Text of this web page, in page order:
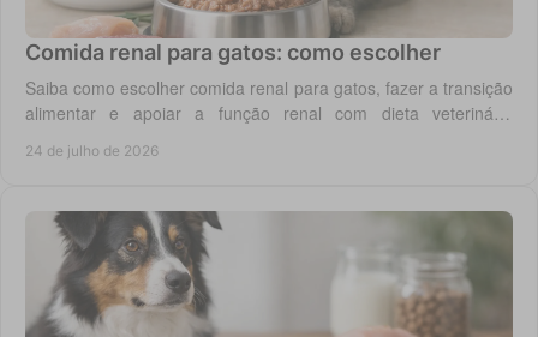
Comida renal para gatos: como escolher
Saiba como escolher comida renal para gatos, fazer a transição
alimentar e apoiar a função renal com dieta veterinária
24 de julho de 2026